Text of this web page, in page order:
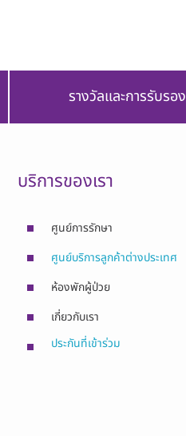
รางวัลและการรับรอง
บริการของเรา
ศูนย์การรักษา
ศูนย์บริการลูกค้าต่างประเทศ
ห้องพักผู้ป่วย
เกี่ยวกับเรา
ประกันที่เข้าร่วม